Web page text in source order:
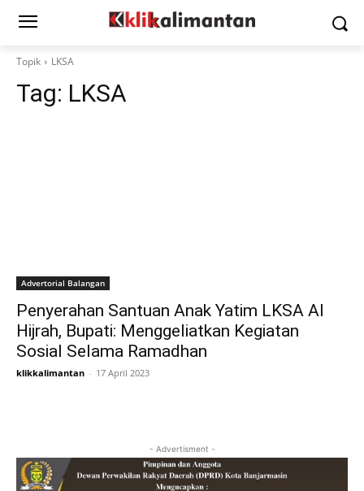
Topik LKSA
Tag: LKSA
Advertorial Balangan
Penyerahan Santuan Anak Yatim LKSA Al
Hijrah, Bupati: Menggeliatkan Kegiatan
Sosial Selama Ramadhan
klikkalimantan - 17 April 2023
- Advertisment -